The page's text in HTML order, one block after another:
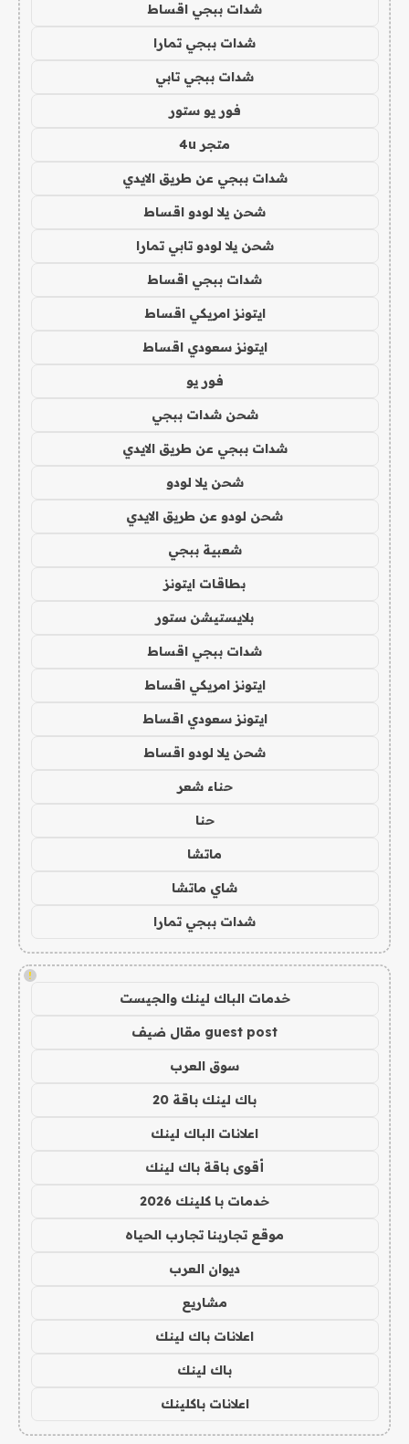
شدات ببجي اقساط
شدات ببجي تمارا
شدات ببجي تابي
فور يو ستور
متجر 4u
شدات ببجي عن طريق الايدي
شحن يلا لودو اقساط
شحن يلا لودو تابي تمارا
شدات ببجي اقساط
ايتونز امريكي اقساط
ايتونز سعودي اقساط
فور يو
شحن شدات ببجي
شدات ببجي عن طريق الايدي
شحن يلا لودو
شحن لودو عن طريق الايدي
شعبية ببجي
بطاقات ايتونز
بلايستيشن ستور
شدات ببجي اقساط
ايتونز امريكي اقساط
ايتونز سعودي اقساط
شحن يلا لودو اقساط
حناء شعر
حنا
ماتشا
شاي ماتشا
شدات ببجي تمارا
!
خدمات الباك لينك والجيست
guest post مقال ضيف
سوق العرب
باك لينك باقة 20
اعلانات الباك لينك
أقوى باقة باك لينك
خدمات با كلينك 2026
موقع تجاربنا تجارب الحياه
ديوان العرب
مشاريع
اعلانات باك لينك
باك لينك
اعلانات باكلينك